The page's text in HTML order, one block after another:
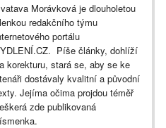
Morávková je dlouholetou
redakčního týmu
portálu
Píše články, dohlíží
korekturu, stará se, aby se ke
dostávaly kvalitní a původní
Jejíma očima projdou téměř
zde publikovaná